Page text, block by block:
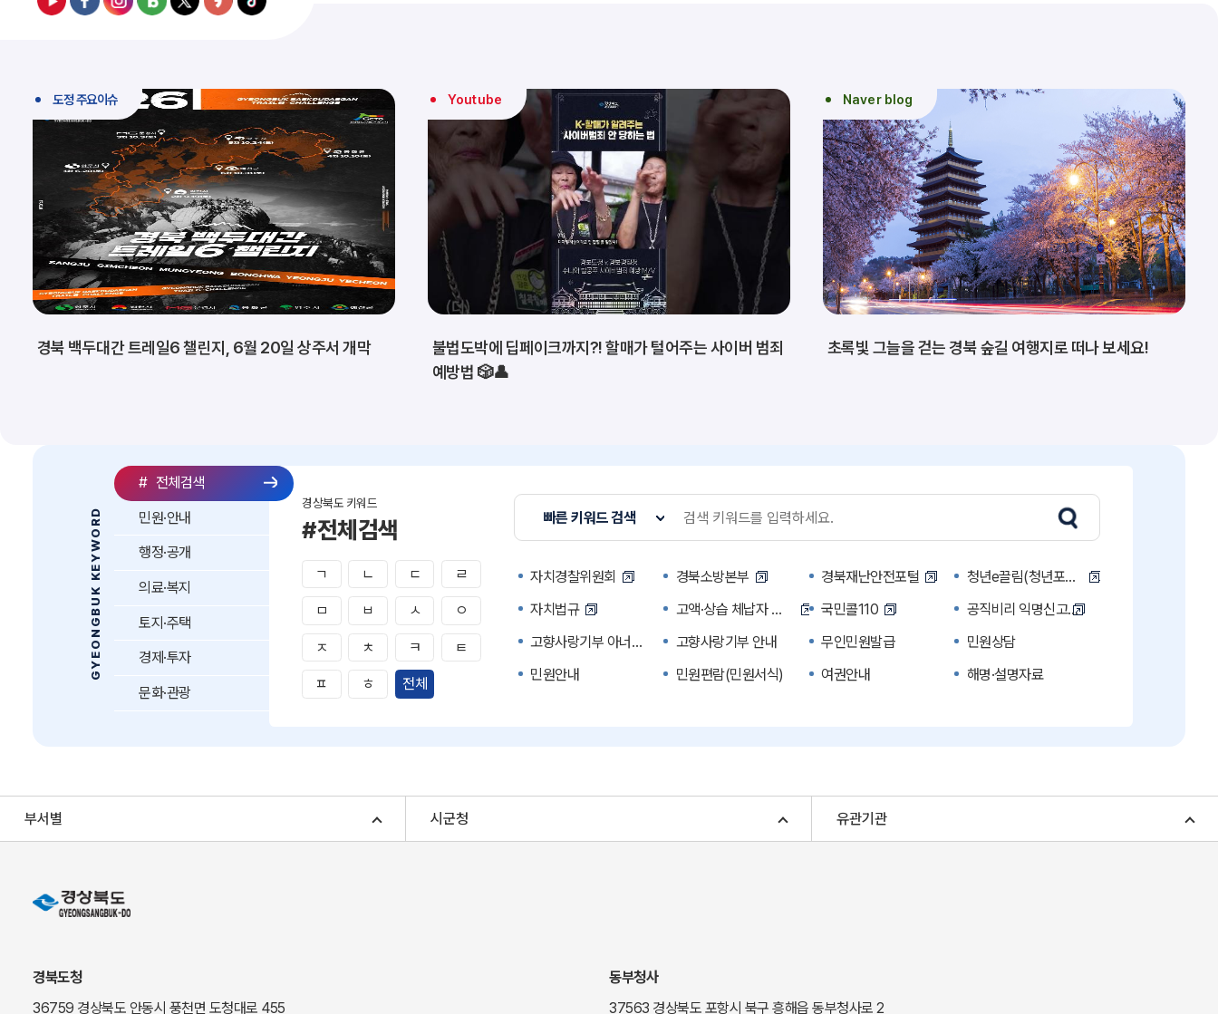
도정 주요이슈
경북 백두대간 트레일6 챌린지, 6월 20일 상주서 개막
Youtube
불법도박에 딥페이크까지?! 할매가 털어주는 사이버 범죄
예방법 🎲👤
Naver blog
초록빛 그늘을 걷는 경북 숲길 여행지로 떠나 보세요!
GYEONGBUK KEYWORD
# 전체검색
경상북도 키워드
#전체검색
ㄱ ㄴ ㄷ ㄹ
ㅁ ㅂ ㅅ ㅇ
ㅈ ㅊ ㅋ ㅌ
ㅍ ㅎ 전체
빠른 키워드 검색
자치경찰위원회 경북소방본부 경북재난안전포털
청년e끌림(청년포털)
자치법규
고액·상습 체납자 명단 국민콜110
공직비리 익명신고
고향사랑기부 아너스 클럽
고향사랑기부 안내 무인민원발급
민원상담
민원안내
민원편람(민원서식) 여권안내
해명·설명자료
귀농귀촌종합지원센터
부동산중개보수 안내 조상 땅 찾기
토지이용계획
경북e맛(음식정보)
도립예술단 공연소개 동락관
민원·안내
행정·공개
의료·복지
토지·주택
경제·투자
문화·관광
부서별 시군청 유관기관
경북도청
36759 경상북도 안동시 풍천면 도청대로 455
동부청사
37563 경상북도 포항시 북구 흥해읍 동부청사로 2